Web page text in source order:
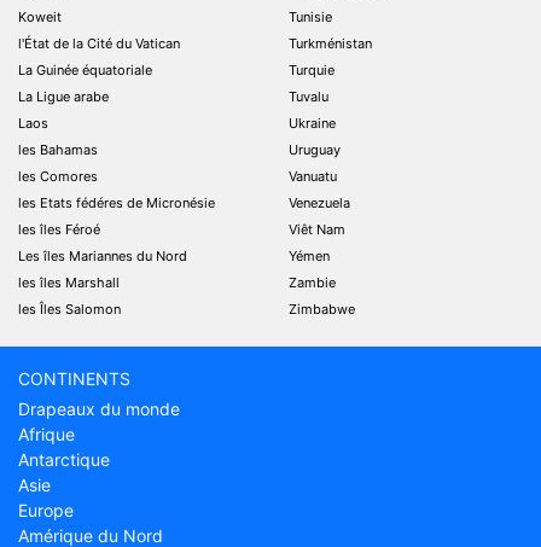
Koweit
l'État de la Cité du Vatican
La Guinée équatoriale
La Ligue arabe
Laos
les Bahamas
les Comores
les Etats fédéres de Micronésie
les îles Féroé
Les îles Mariannes du Nord
les îles Marshall
les Îles Salomon
Tunisie
Turkménistan
Turquie
Tuvalu
Ukraine
Uruguay
Vanuatu
Venezuela
Viêt Nam
Yémen
Zambie
Zimbabwe
CONTINENTS
Drapeaux du monde
Afrique
Antarctique
Asie
Europe
Amérique du Nord